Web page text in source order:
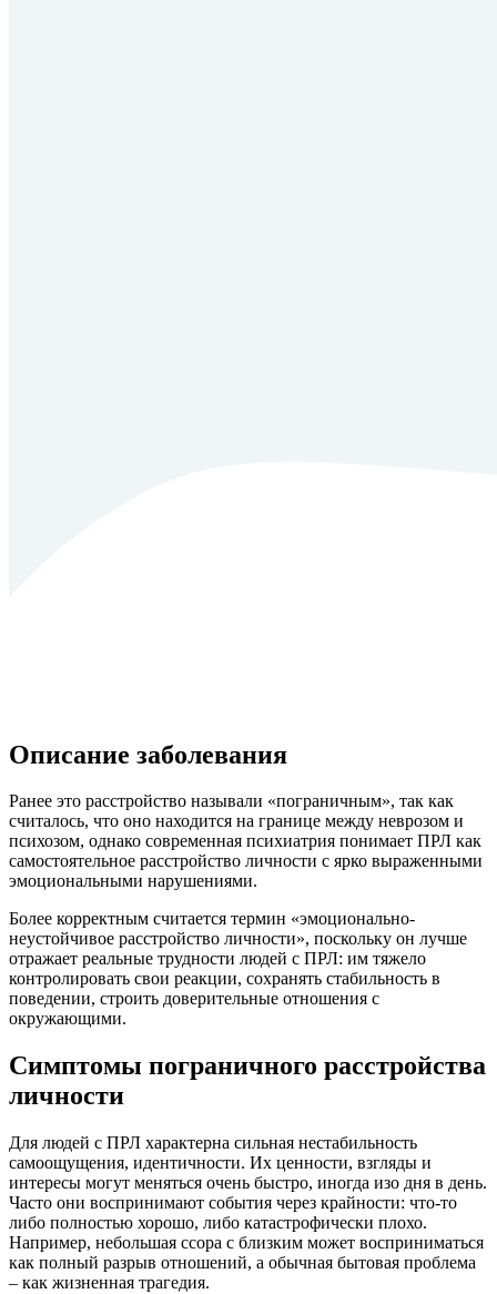
Описание заболевания
Ранее это расстройство называли «пограничным», так как
считалось, что оно находится на границе между неврозом и
психозом, однако современная психиатрия понимает ПРЛ как
самостоятельное расстройство личности с ярко выраженными
эмоциональными нарушениями.
Более корректным считается термин «эмоционально-
неустойчивое расстройство личности», поскольку он лучше
отражает реальные трудности людей с ПРЛ: им тяжело
контролировать свои реакции, сохранять стабильность в
поведении, строить доверительные отношения с
окружающими.
Симптомы пограничного расстройства
личности
Для людей с ПРЛ характерна сильная нестабильность
самоощущения, идентичности. Их ценности, взгляды и
интересы могут меняться очень быстро, иногда изо дня в день.
Часто они воспринимают события через крайности: что-то
либо полностью хорошо, либо катастрофически плохо.
Например, небольшая ссора с близким может восприниматься
как полный разрыв отношений, а обычная бытовая проблема
– как жизненная трагедия.